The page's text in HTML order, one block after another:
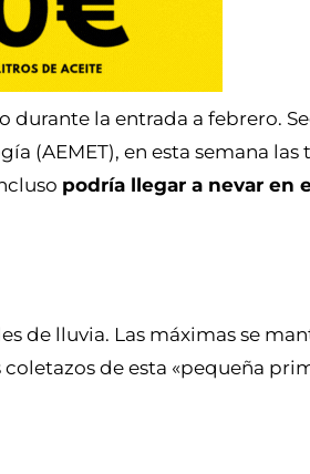
durante la entrada a febrero.
(AEMET), en esta semana
podría llegar a nevar en
de lluvia. Las máximas se
de esta «pequeña